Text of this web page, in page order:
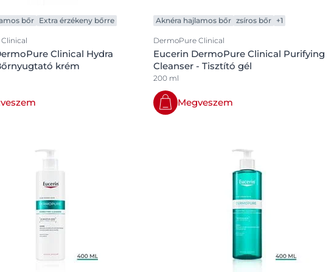
Hyaluron-Filler összes termék
Hypersensitive Skin
pH5
Q10 Active
Sun Protection
UreaRepair
Anti-Pigment
Fedezd fel
SOCIAL MISSION PROGRAM
#eucerinclusion
Learn more
Száraz bőr
Eucerin SOS Ajakbalzsam 10 ml
10 ml
bőr Extra érzékeny bőrre
Clinical Hydra
krém
Aknéra hajlamos bőr zsíros bőr +1
DermoPure Clinical
Eucerin DermoPure Clinical Purifying
Cleanser - Tisztító gél
200 ml
Megveszem